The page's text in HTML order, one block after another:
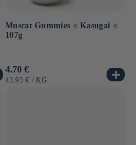
Muscat Gummies ≤ Kasugai ≤
107g
Normaler
Preis
4.70 €
GRUNDPREIS
43.93 € / PRO
KG